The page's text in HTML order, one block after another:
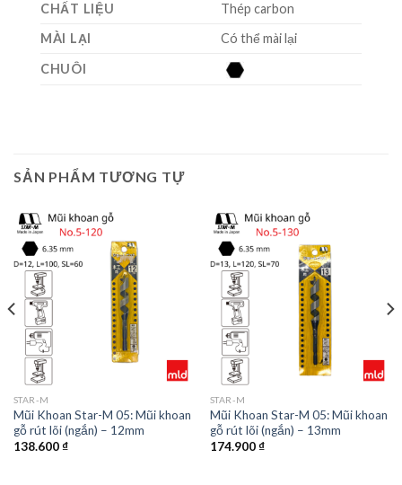
CHẤT LIỆU
Thép carbon
MÀI LẠI
Có thể mài lại
CHUÔI
SẢN PHẨM TƯƠNG TỰ
STAR-M
Mũi Khoan Star-M 05: Mũi khoan
gỗ rút lõi (ngắn) – 12mm
138.600₫
STAR-M
Mũi Khoan Star-M 05: Mũi khoan
gỗ rút lõi (ngắn) – 13mm
174.900₫